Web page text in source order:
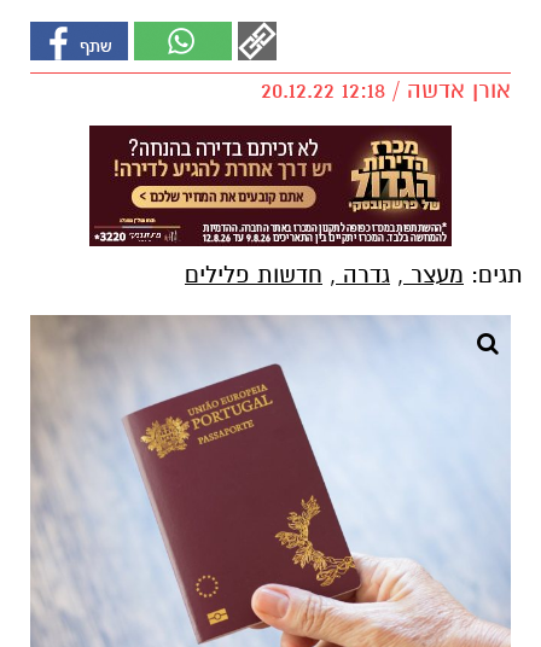
אורן אדשה / 12:18 20.12.22
תגים: מעצר , גדרה , חדשות פלילים